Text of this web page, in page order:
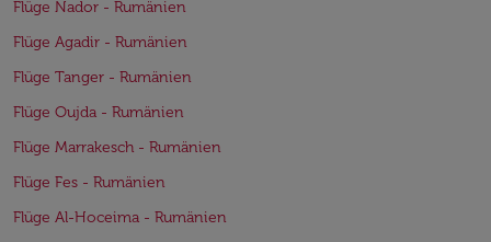
Flüge Nador - Rumänien
Flüge Agadir - Rumänien
Flüge Tanger - Rumänien
Flüge Oujda - Rumänien
Flüge Marrakesch - Rumänien
Flüge Fes - Rumänien
Flüge Al-Hoceima - Rumänien